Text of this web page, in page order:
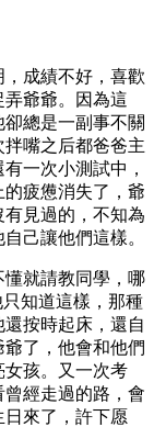
成績不好，喜歡
爺爺。因為這
總是一副事不關
嘴之后都爸爸主
一次小測試中，
疲憊消失了，爺
見過的，不知為
己讓他們這樣。
就請教同學，哪
知道這樣，那種
按時起床，還自
了，他會和他們
孩。又一次考
經走過的路，會
來了，許下愿